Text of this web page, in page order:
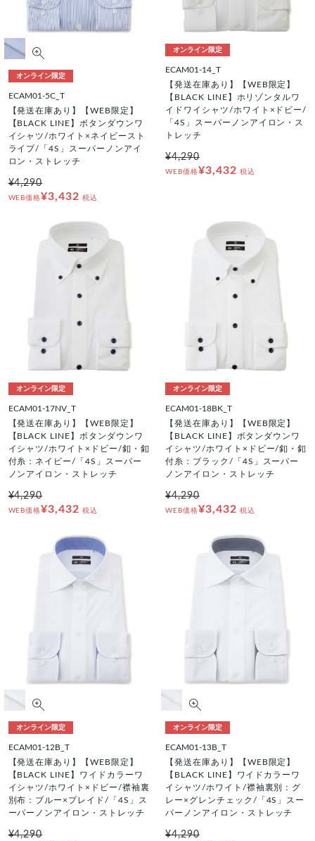
オンライン限定
ECAM01-5C_T
【発送在庫あり】【WEB限定】
【BLACK LINE】ボタンダウンワ
イシャツ/ホワイト×ネイビースト
ライプ/「4S」スーパーノンアイ
ロン・ストレッチ
¥4,290
WEB価格¥3,432 税込
オンライン限定
ECAM01-14_T
【発送在庫あり】【WEB限定】
【BLACK LINE】ホリゾンタルワ
イドワイシャツ/ホワイト×ドビー/
「4S」スーパーノンアイロン・ス
トレッチ
¥4,290
WEB価格¥3,432 税込
オンライン限定
ECAM01-17NV_T
【発送在庫あり】【WEB限定】
【BLACK LINE】ボタンダウンワ
イシャツ/ホワイト×ドビー/釦・釦
付糸：ネイビー/「4S」スーパー
ノンアイロン・ストレッチ
¥4,290
WEB価格¥3,432 税込
オンライン限定
ECAM01-18BK_T
【発送在庫あり】【WEB限定】
【BLACK LINE】ボタンダウンワ
イシャツ/ホワイト×ドビー/釦・釦
付糸：ブラック/「4S」スーパー
ノンアイロン・ストレッチ
¥4,290
WEB価格¥3,432 税込
オンライン限定
ECAM01-12B_T
【発送在庫あり】【WEB限定】
【BLACK LINE】ワイドカラーワ
イシャツ/ホワイト×ドビー/襟袖裏
別布：ブルー×プレイド/「4S」ス
ーパーノンアイロン・ストレッチ
¥4,290
オンライン限定
ECAM01-13B_T
【発送在庫あり】【WEB限定】
【BLACK LINE】ワイドカラーワ
イシャツ/ホワイト/襟袖裏別：グ
レー×グレンチェック/「4S」スー
パーノンアイロン・ストレッチ
¥4,290